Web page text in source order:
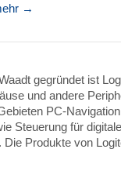
→
gegründet ist
und andere
PC-
Steuerung für
Die Produkte von